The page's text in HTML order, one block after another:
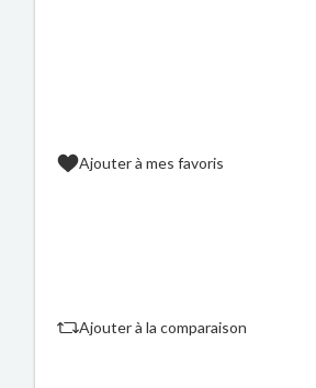
Ajouter à mes favoris
Ajouter à la comparaison